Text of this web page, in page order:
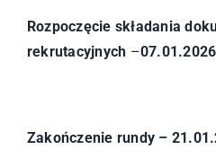
Rozpoczęcie składania
rekrutacyjnych –
Zakończenie rundy –